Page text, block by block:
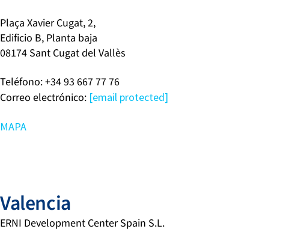
Plaça Xavier Cugat, 2,
Edificio B, Planta baja
08174 Sant Cugat del Vallès
Teléfono: +34 93 667 77 76
Correo electrónico: [email protected]
MAPA
Valencia
ERNI Development Center Spain S.L.